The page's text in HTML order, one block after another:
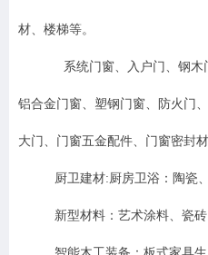
材、楼梯等。
系统门窗、入户门、钢木
铝合金门窗、塑钢门窗、防火门
大门、门窗五金配件、门窗密封
厨卫建材:厨房卫浴：陶瓷
新型材料：艺术涂料、瓷